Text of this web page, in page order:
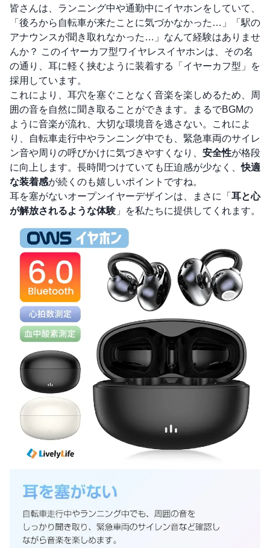
皆さんは、ランニング中や通勤中にイヤホンをしていて、
「後ろから自転車が来たことに気づかなかった…」「駅の
アナウンスが聞き取れなかった…」なんて経験はありませ
んか？ このイヤーカフ型ワイヤレスイヤホンは、その名
の通り、耳に軽く挟むように装着する「イヤーカフ型」を
採用しています。
これにより、耳穴を塞ぐことなく音楽を楽しめるため、周
囲の音を自然に聞き取ることができます。まるでBGMの
ように音楽が流れ、大切な環境音を逃さない。これによ
り、自転車走行中やランニング中でも、緊急車両のサイレ
ン音や周りの呼びかけに気づきやすくなり、 安全性が格段
に向上します。長時間つけていても圧迫感が少なく、快適
な装着感が続くのも嬉しいポイントですね。
耳を塞がないオープンイヤーデザインは、まさに「 耳と心
が解放されるような体験 」を私たちに提供してくれます。